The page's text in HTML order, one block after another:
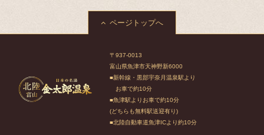
ページトップへ
〒937-0013
富山県魚津市天神野新6000
■新幹線・黒部宇奈月温泉駅より
お車で約10分
■魚津駅よりお車で約10分
(どちらも無料駅送迎有り)
■北陸自動車道魚津ICより約10分